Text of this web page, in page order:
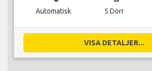
Automatisk 5 Dörr
VISA DETALJER...